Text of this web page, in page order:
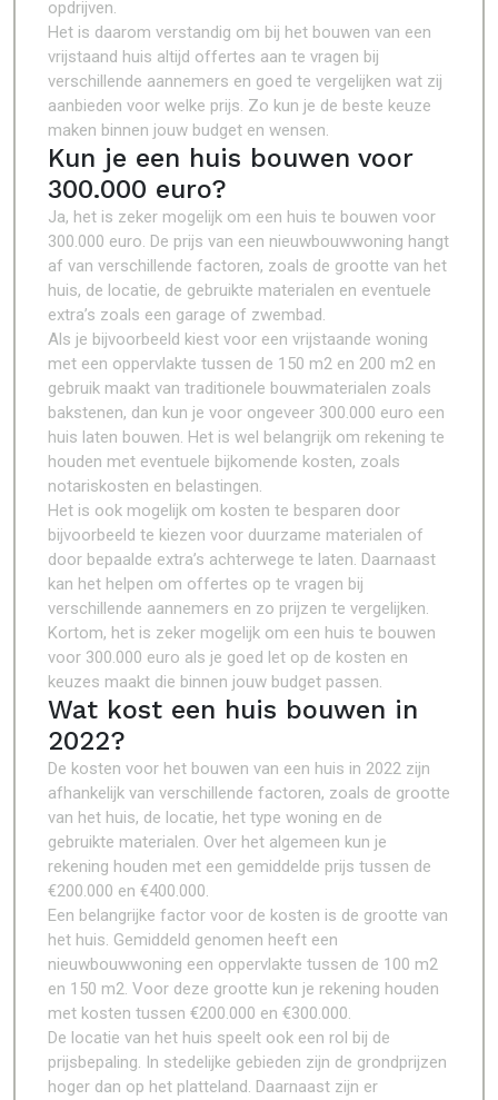
opdrijven.
Het is daarom verstandig om bij het bouwen van een
vrijstaand huis altijd offertes aan te vragen bij
verschillende aannemers en goed te vergelijken wat zij
aanbieden voor welke prijs. Zo kun je de beste keuze
maken binnen jouw budget en wensen.
Kun je een huis bouwen voor
300.000 euro?
Ja, het is zeker mogelijk om een huis te bouwen voor
300.000 euro. De prijs van een nieuwbouwwoning hangt
af van verschillende factoren, zoals de grootte van het
huis, de locatie, de gebruikte materialen en eventuele
extra’s zoals een garage of zwembad.
Als je bijvoorbeeld kiest voor een vrijstaande woning
met een oppervlakte tussen de 150 m2 en 200 m2 en
gebruik maakt van traditionele bouwmaterialen zoals
bakstenen, dan kun je voor ongeveer 300.000 euro een
huis laten bouwen. Het is wel belangrijk om rekening te
houden met eventuele bijkomende kosten, zoals
notariskosten en belastingen.
Het is ook mogelijk om kosten te besparen door
bijvoorbeeld te kiezen voor duurzame materialen of
door bepaalde extra’s achterwege te laten. Daarnaast
kan het helpen om offertes op te vragen bij
verschillende aannemers en zo prijzen te vergelijken.
Kortom, het is zeker mogelijk om een huis te bouwen
voor 300.000 euro als je goed let op de kosten en
keuzes maakt die binnen jouw budget passen.
Wat kost een huis bouwen in
2022?
De kosten voor het bouwen van een huis in 2022 zijn
afhankelijk van verschillende factoren, zoals de grootte
van het huis, de locatie, het type woning en de
gebruikte materialen. Over het algemeen kun je
rekening houden met een gemiddelde prijs tussen de
€200.000 en €400.000.
Een belangrijke factor voor de kosten is de grootte van
het huis. Gemiddeld genomen heeft een
nieuwbouwwoning een oppervlakte tussen de 100 m2
en 150 m2. Voor deze grootte kun je rekening houden
met kosten tussen €200.000 en €300.000.
De locatie van het huis speelt ook een rol bij de
prijsbepaling. In stedelijke gebieden zijn de grondprijzen
hoger dan op het platteland. Daarnaast zijn er